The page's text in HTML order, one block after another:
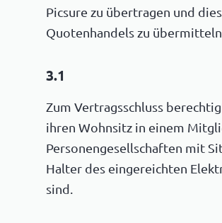
Picsure zu übertragen und
Quotenhandels zu
3.1
Zum Vertragsschluss
ihren Wohnsitz in einem
Personengesellschaften mit
Halter des eingereichten
sind.